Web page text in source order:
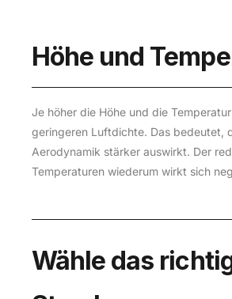
Höhe und
Je höher die Höhe und die
geringeren Luftdichte. Das bedeutet,
Aerodynamik stärker auswirkt. Der
Temperaturen wiederum wirkt sich
Wähle das